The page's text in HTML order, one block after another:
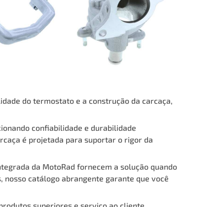
do termostato e a construção da carcaça,
confiabilidade e durabilidade
é projetada para suportar o rigor da
da MotoRad fornecem a solução quando
catálogo abrangente garante que você
superiores e serviço ao cliente